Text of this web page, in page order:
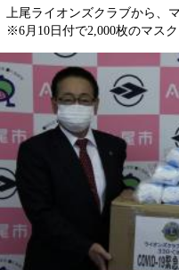
上尾ライオンズクラブから、
※6月10日付で2,000枚のマスク